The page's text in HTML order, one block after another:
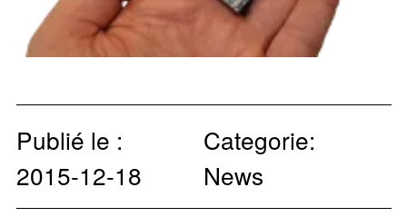
Publié le :
2015-12-18
Categorie:
News